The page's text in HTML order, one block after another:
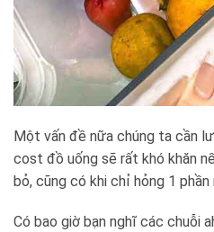
Một vấn đề nữa chúng ta cần
cost đồ uống sẽ rất khó khăn
bỏ, cũng có khi chỉ hỏng 1 phần
Có bao giờ bạn nghĩ các chuỗi